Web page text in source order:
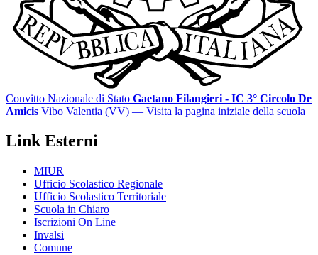
Convitto Nazionale di Stato Gaetano Filangieri - IC 3° Circolo De
Amicis Vibo Valentia (VV) — Visita la pagina iniziale della scuola
Link Esterni
MIUR
Ufficio Scolastico Regionale
Ufficio Scolastico Territoriale
Scuola in Chiaro
Iscrizioni On Line
Invalsi
Comune